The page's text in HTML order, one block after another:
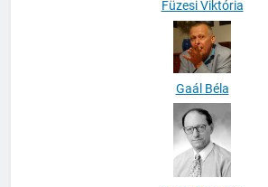
Füzesi Viktória
Gaál Béla